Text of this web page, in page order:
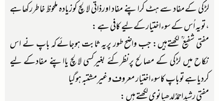
لڑکی کےمفاد سے ہٹ کراپنے مفاد اورذاتی لالچ کوزیادہ ملحوظ خاطررکھاہے
،تویہ اُس کے سوءاختیارکےلیے کافی ہے :
مفتی شفیع ؒ لکھتےہیں: جب واضح طور پریہ ثابت ہوجائےکہ باپ نے اس
نکاح میں لڑکی کے مصالح پرنظرکئے بغیرکسی لالچ یااپنے مفادکے لیے
کردیاہے توباپ کاسوءاختیار معروف و غیرمشتبہ ہوگیا
مفتی رشیداحمدؒ لدھیانوی لکھتے ہیں :